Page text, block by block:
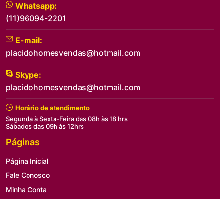
Whatsapp:
(11)96094-2201
E-mail:
placidohomesvendas@hotmail.com
Skype:
placidohomesvendas@hotmail.com
Horário de atendimento
Segunda à Sexta-Feira das 08h às 18 hrs
Sábados das 09h às 12hrs
Páginas
Página Inicial
Fale Conosco
Minha Conta